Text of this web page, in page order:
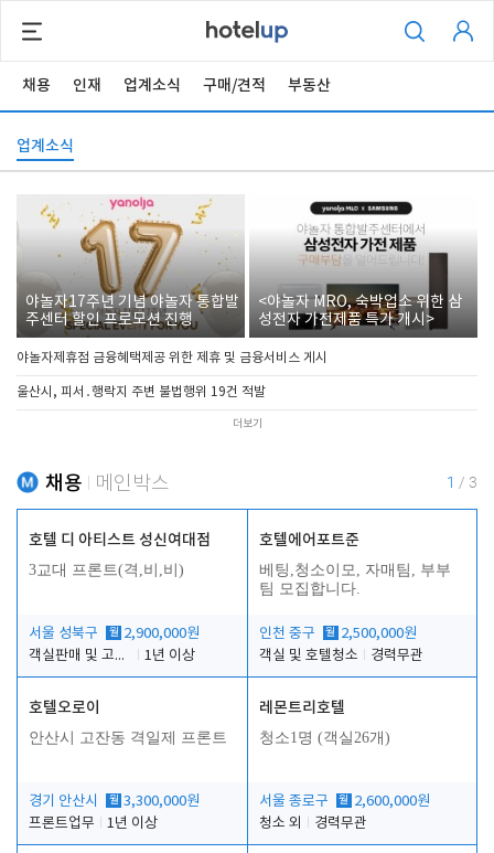
채용 인재 업계소식 구매/견적 부동산
업계소식
야놀자17주년 기념 야놀자 통합발
주센터 할인 프로모션 진행
<야놀자 MRO, 숙박업소 위한 삼
성전자 가전제품 특가 개시>
야놀자제휴점 금융혜택제공 위한 제휴 및 금융서비스 게시
울산시, 피서․행락지 주변 불법행위 19건 적발
더보기
채용 메인박스 1 / 3
호텔 디 아티스트 성신여대점
3교대 프론트(격,비,비)
서울 성북구 월 2,900,000원
객실판매 및 고객응대
1년 이상
호텔에어포트준
베팅,청소이모, 자매팀, 부부
팀 모집합니다.
인천 중구 월 2,500,000원
객실 및 호텔청소
경력무관
호텔오로이
안산시 고잔동 격일제 프론트
경기 안산시 월 3,300,000원
프론트업무
1년 이상
레몬트리호텔
청소1명 (객실26개)
서울 종로구 월 2,600,000원
청소 외
경력무관